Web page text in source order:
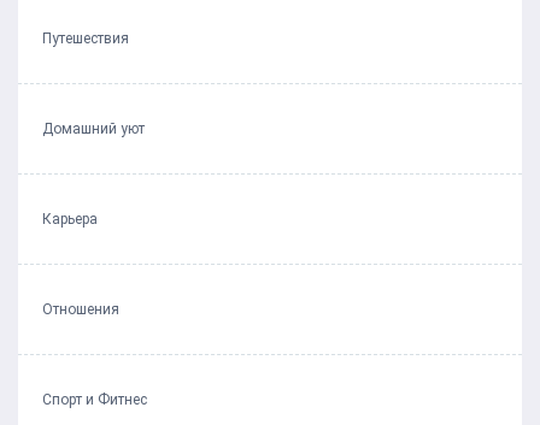
Путешествия
Домашний уют
Карьера
Отношения
Спорт и Фитнес